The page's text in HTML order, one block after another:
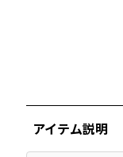
アイテム説明